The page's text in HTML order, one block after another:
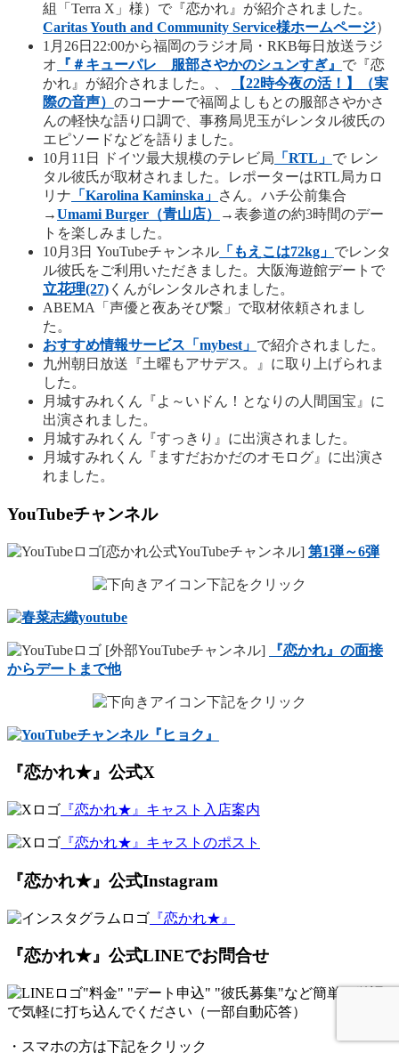
組「Terra X」様）で『恋かれ』が紹介されました。
Caritas Youth and Community Service様ホームページ）
1月26日22:00から福岡のラジオ局・RKB毎日放送ラジ
オ 『＃キューパレ 服部さやかのシュンすぎ』 で『恋
かれ』が紹介されました。、
【22時今夜の活！】（実
際の音声） のコーナーで福岡よしもとの服部さやかさ
んの軽快な語り口調で、事務局児玉がレンタル彼氏の
エピソードなどを語りました。
10月11日 ドイツ最大規模のテレビ局 「RTL」 で レン
タル彼氏が取材されました。レポーターはRTL局カロ
リナ 「Karolina Kaminska」 さん。ハチ公前集合
→Umami Burger（青山店）
→表参道の約3時間のデー
トを楽しみました。
10月3日 YouTubeチャンネル 「もえこは72kg」 でレンタ
ル彼氏をご利用いただきました。大阪海遊館デートで
立花理(27) くんがレンタルされました。
ABEMA「声優と夜あそび繋」で取材依頼されまし
た。
おすすめ情報サービス「mybest」 で紹介されました。
九州朝日放送『土曜もアサデス。』に取り上げられま
した。
月城すみれくん『よ～いドん！となりの人間国宝』に
出演されました。
月城すみれくん『すっきり』に出演されました。
月城すみれくん『ますだおかだのオモログ』に出演さ
れました。
YouTubeチャンネル
[恋かれ公式YouTubeチャンネル] 第1弾～6弾
下記をクリック
[外部YouTubeチャンネル]
『恋かれ』の面接
からデートまで他
下記をクリック
『恋かれ★』公式X
『恋かれ★』キャスト入店案内
『恋かれ★』キャストのポスト
『恋かれ★』公式Instagram
『恋かれ★』
『恋かれ★』公式LINEでお問合せ
"料金" "デート申込" "彼氏募集"など簡単な
で気軽に打ち込んでください（一部自動応答）
・スマホの方は下記をクリック